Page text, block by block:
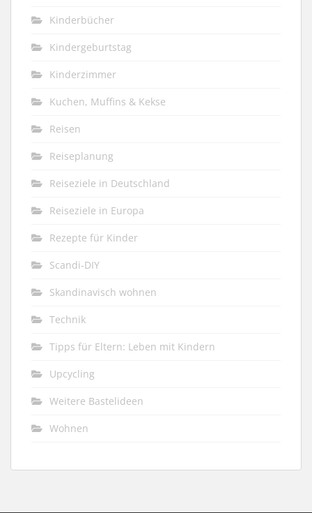
Kinderbücher
Kindergeburtstag
Kinderzimmer
Kuchen, Muffins & Kekse
Reisen
Reiseplanung
Reiseziele in Deutschland
Reiseziele in Europa
Rezepte für Kinder
Scandi-DIY
Skandinavisch wohnen
Technik
Tipps für Eltern: Leben mit Kindern
Upcycling
Weitere Bastelideen
Wohnen